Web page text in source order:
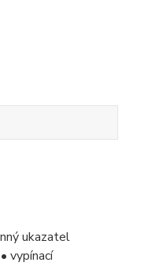
ukazatel
vypínací